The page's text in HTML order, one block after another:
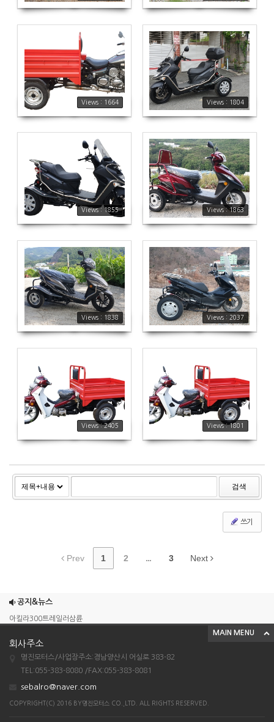
Views : 1664
1664
Views : 1804
1804
Views : 1855
1855
Views : 1863
1863
Views : 1838
1838
Views : 2037
2037
Views : 2405
2405
Views : 1801
1801
검색
쓰기
Prev 1 2 ... 3 Next
공지&뉴스
엠보이 125cc삼륜
아킬라300트레일러삼륜
조이맥스125cc삼륜
엠보이 125cc삼륜
아킬라300트레일러삼륜
MAIN MENU
회사주소
명진모터스/사업장주소:경남양산시 어실로 383-82
TEL:055-383-8080 /FAX:055-383-8081
sebalro@naver.com
COPYRIGHT(C) 2016 BY명진모터스 CO.,LTD. ALL RIGHTS RESERVED.